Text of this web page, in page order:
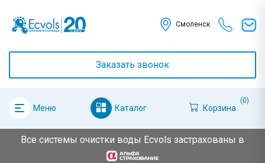
Смоленск
Заказать звонок
Меню Каталог Корзина
(0)
Все системы очистки воды Ecvols застрахованы в